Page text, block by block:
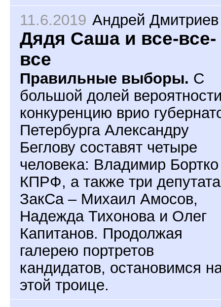
11.6.2019 Андрей Дмитриев
Дядя Саша и все-все-
все
Правильные выборы. С
большой долей
конкуренцию врио
Петербурга Александру
Беглову составят четыре
человека: Владимир Бортко
КПРФ, а также три депутата
ЗакСа – Михаил Амосов,
Надежда Тихонова и Олег
Капитанов. Продолжая
галерею портретов
кандидатов, остановимся
этой троице.